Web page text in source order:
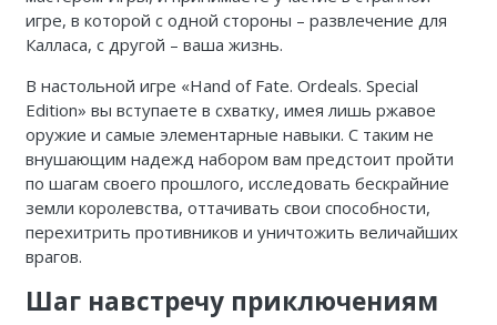
игре, в которой с одной стороны – развлечение для
Калласа, с другой – ваша жизнь.
В настольной игре «Hand of Fate. Ordeals. Special
Edition» вы вступаете в схватку, имея лишь ржавое
оружие и самые элементарные навыки. С таким не
внушающим надежд набором вам предстоит пройти
по шагам своего прошлого, исследовать бескрайние
земли королевства, оттачивать свои способности,
перехитрить противников и уничтожить величайших
врагов.
Шаг навстречу приключениям